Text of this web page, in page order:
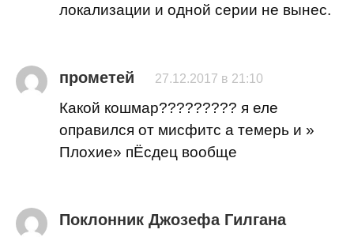
локализации и одной серии не вынес.
прометей 27.12.2017 в 21:10
Какой кошмар????????? я еле
оправился от мисфитс а темерь и »
Плохие» пЁсдец вообще
Поклонник Джозефа Гилгана